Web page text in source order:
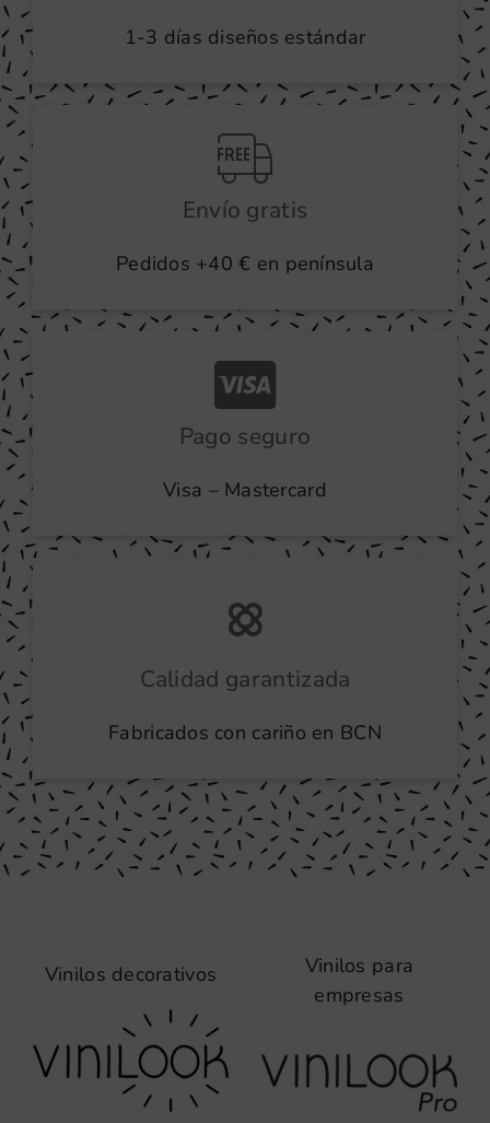
1-3 días diseños estándar
Envío gratis
Pedidos +40 € en península
Pago seguro
Visa – Mastercard
Calidad garantizada
Fabricados con cariño en BCN
Vinilos decorativos
Vinilos para
empresas